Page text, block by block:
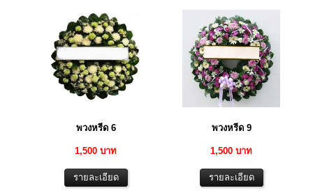
พวงหรีด 6
1,500 บาท
พวงหรีด 9
1,500 บาท